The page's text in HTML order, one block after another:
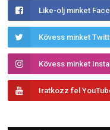
Like-olj minket
Kövess minket
Kövess minket
Iratkozz fel